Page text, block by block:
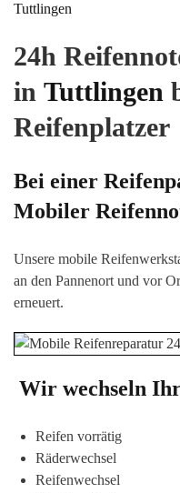
Tuttlingen
24h
in Tuttlingen
Reifenplatzer
Bei einer
Mobiler
Unsere mobile
an den Pannenort und vor
erneuert.
Wir wechseln
Reifen vorrätig
Räderwechsel
Reifenwechsel